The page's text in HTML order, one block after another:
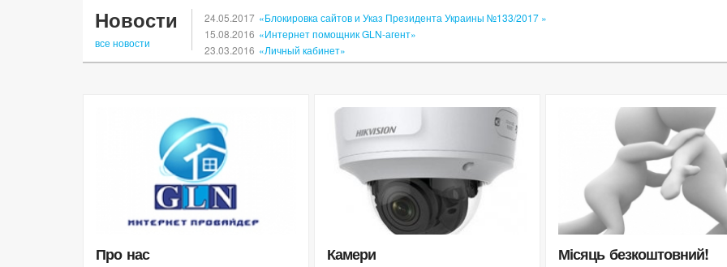
Новости
все новости
24.05.2017 «Блокировка сайтов и Указ Президента Украины №133/2017 »
15.08.2016 «Интернет помощник GLN-агент»
23.03.2016 «Личный кабинет»
Про нас Камери Місяць безкоштовний!